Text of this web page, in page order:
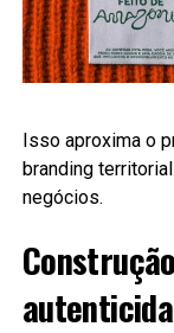
Isso aproxima o
branding
negócios.